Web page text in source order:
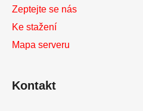
Zeptejte se nás
Ke stažení
Mapa serveru
Kontakt